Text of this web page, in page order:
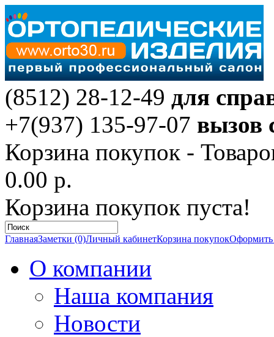
(8512) 28-12-49 для
+7(937) 135-97-07 вызов
Корзина покупок -
0.00 р.
Корзина покупок пуста!
ГлавнаяЗаметки (0)Личный кабинетКорзина покупокОформить
О компании
Наша компания
Новости